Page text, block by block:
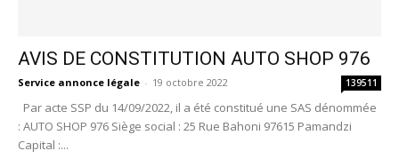
AVIS DE CONSTITUTION AUTO SHOP 976
Service annonce légale - 19 octobre 2022 139511
Par acte SSP du 14/09/2022, il a été constitué une SAS dénommée
: AUTO SHOP 976 Siège social : 25 Rue Bahoni 97615 Pamandzi
Capital :...